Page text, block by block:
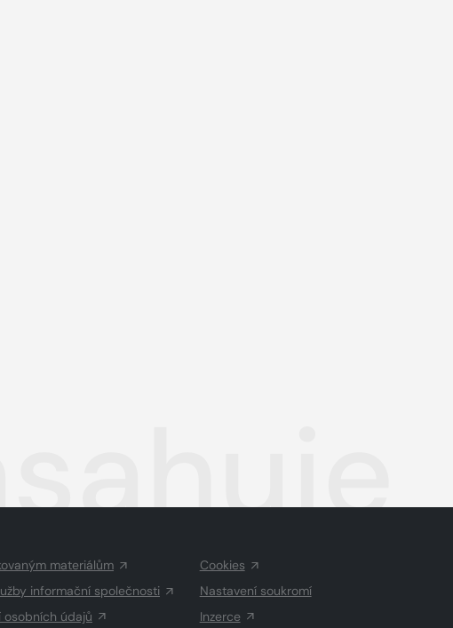
materiálům
informační společnosti
osobních údajů
Cookies
Nastavení soukromí
Inzerce